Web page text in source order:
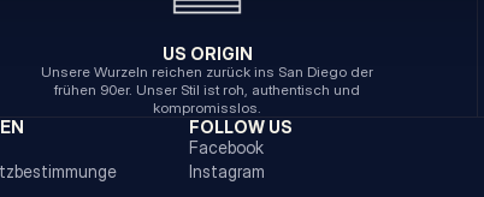
US ORIGIN
Unsere Wurzeln reichen zurück ins San Diego der
frühen 90er. Unser Stil ist roh, authentisch und
kompromisslos.
FOLLOW US
Facebook
Instagram